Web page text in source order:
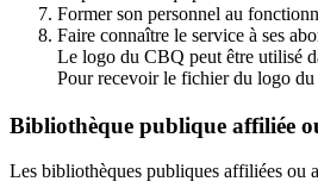
Former son personnel au
Faire connaître le service à ses
Le logo du CBQ peut être utilisé
Pour recevoir le fichier du logo du
Bibliothèque publique affiliée
Les bibliothèques publiques affiliées ou